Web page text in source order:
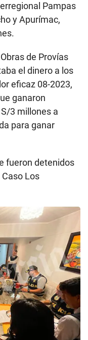
Pampas
y Apurímac,
de Provías
el dinero a los
eficaz 08-2023,
ganaron
3 millones a
para ganar
fueron detenidos
Los